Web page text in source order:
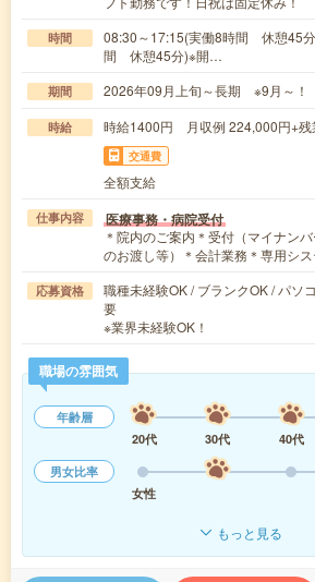
時間
08:30～17:15(実働8時間 休憩45
間 休憩45分)※開…
期間 2026年09月上旬～長期 ※9月～！
時給 時給1400円 月収例 224,000円+残
交通費
全額支給
仕事内容 医療事務・病院受付
＊院内のご案内＊受付（マイナン
のお渡し等）＊会計業務＊専用シ
応募資格
職種未経験OK / ブランクOK / パソ
要
※業界未経験OK！
職場の雰囲気
年齢層
20代
30代 40代
男女比率
女性
もっと見る